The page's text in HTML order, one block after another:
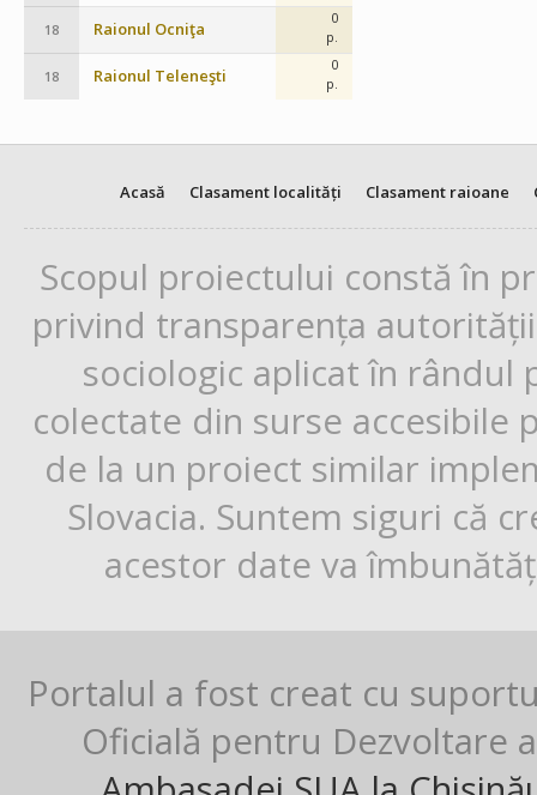
18 Raionul Ocniţa
0
p.
18 Raionul Teleneşti
0
p.
Acasă Clasament localități Clasament raioane
Scopul proiectului constă în
privind transparența
sociologic aplicat în rândul
colectate din surse
de la un proiect similar
Slovacia. Suntem siguri că
acestor date va
Portalul a fost creat cu
Oficială pentru Dezvoltare